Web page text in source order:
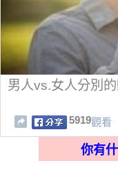
男人vs.女人分別
5919觀看
你有